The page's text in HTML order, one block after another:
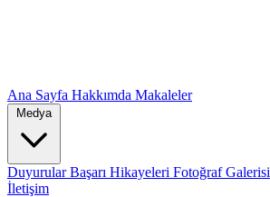
Ana Sayfa Hakkımda Makaleler
Medya
DuyurularBaşarı Hikayeleri Fotoğraf Galerisi
İletişim